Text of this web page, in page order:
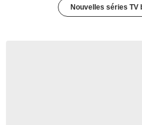
Nouvelles séries TV